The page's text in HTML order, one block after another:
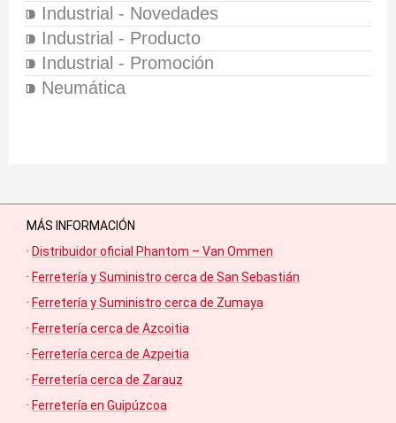
⁍ Industrial - Novedades
⁍ Industrial - Producto
⁍ Industrial - Promoción
⁍ Neumática
MÁS INFORMACIÓN
· Distribuidor oficial Phantom – Van Ommen
· Ferretería y Suministro cerca de San Sebastián
· Ferretería y Suministro cerca de Zumaya
· Ferretería cerca de Azcoitia
· Ferretería cerca de Azpeitia
· Ferretería cerca de Zarauz
· Ferretería en Guipúzcoa